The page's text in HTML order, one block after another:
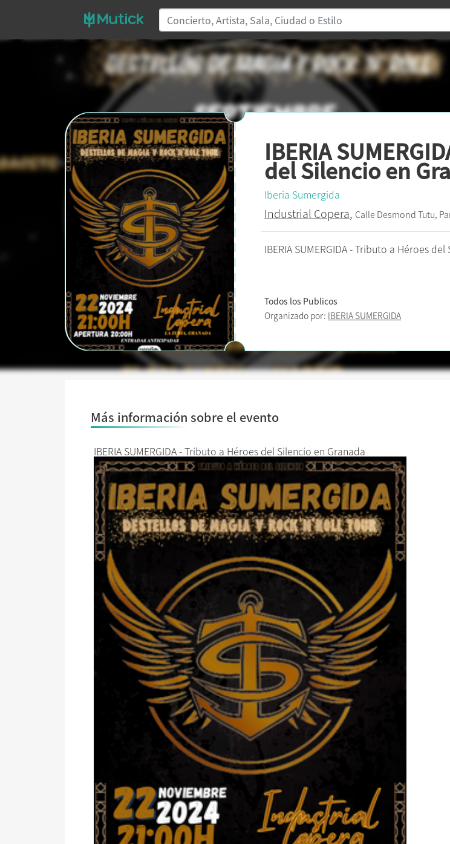
IBERIA
del Silencio en
Iberia Sumergida
Industrial Copera, Calle Desmond Tutu,
IBERIA SUMERGIDA - Tributo a Héroes
Todos los Publicos
Organizado por: IBERIA SUMERGIDA
Más información sobre el evento
IBERIA SUMERGIDA - Tributo a Héroes del Silencio en Granada